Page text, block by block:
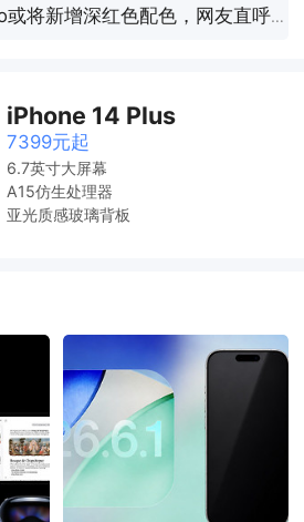
新增深红色配色，网友直呼太老气了
iPhone 14 Plus
7399元起
6.7英寸大屏幕
A15仿生处理器
亚光质感玻璃背板